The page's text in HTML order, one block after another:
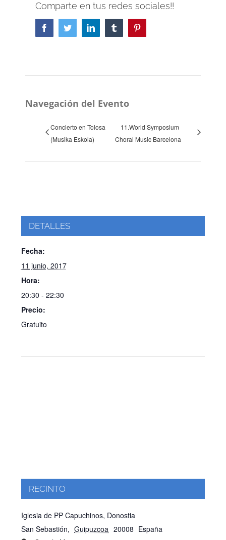
Comparte en tus redes sociales!!
FacebookTwitterLinkedIn Tumblr
Navegación del Evento
Concierto en Tolosa
(Musika Eskola)
11.World Symposium
Choral Music Barcelona
DETALLES
Fecha:
11 junio, 2017
Hora:
20:30 - 22:30
Precio:
Gratuito
RECINTO
Iglesia de PP Capuchinos, Donostia
San Sebastión, Guipuzcoa 20008 España